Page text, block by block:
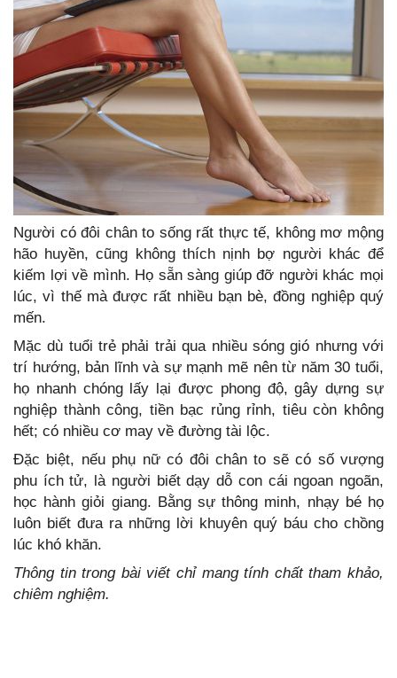
Người có đôi chân to sống rất thực tế, không mơ mộng
hão huyền, cũng không thích nịnh bợ người khác để
kiếm lợi về mình. Họ sẵn sàng giúp đỡ người khác mọi
lúc, vì thế mà được rất nhiều bạn bè, đồng nghiệp quý
mến.
Mặc dù tuổi trẻ phải trải qua nhiều sóng gió nhưng với
trí hướng, bản lĩnh và sự mạnh mẽ nên từ năm 30 tuổi,
họ nhanh chóng lấy lại được phong độ, gây dựng sự
nghiệp thành công, tiền bạc rủng rỉnh, tiêu còn không
hết; có nhiều cơ may về đường tài lộc.
Đặc biệt, nếu phụ nữ có đôi chân to sẽ có số vượng
phu ích tử, là người biết dạy dỗ con cái ngoan ngoãn,
học hành giỏi giang. Bằng sự thông minh, nhạy bé họ
luôn biết đưa ra những lời khuyên quý báu cho chồng
lúc khó khăn.
Thông tin trong bài viết chỉ mang tính chất tham khảo,
chiêm nghiệm.